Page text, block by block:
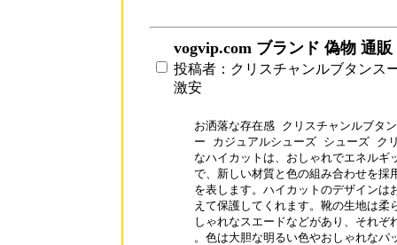
vogvip.com ブランド 偽物 通販
投稿者：クリスチャンルブタンス
激安
お洒落な存在感 クリスチャンル
ー カジュアルシューズ シューズ ク
なハイカットは、おしゃれでエネルギ
で、新しい材質と色の組み合わせを採
を表します。ハイカットのデザインは
えて保護してくれます。靴の生地は柔
しゃれなスエードなどがあり、それぞ
。色は大胆な明るい色やおしゃれなパ